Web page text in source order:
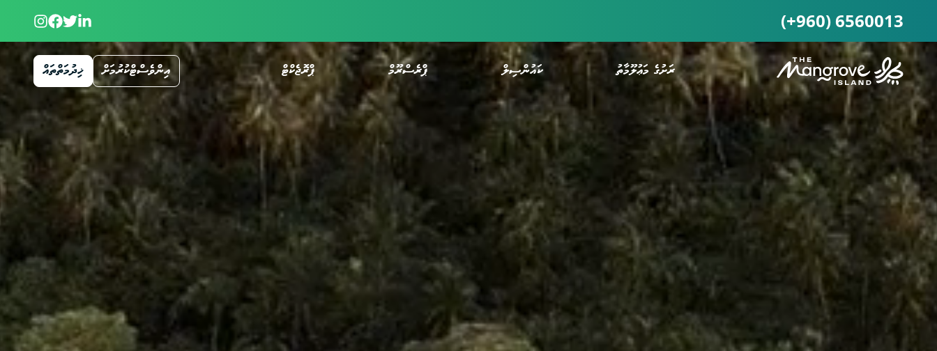
(+960) 6560013
ރަށުގެ މަޢުލޫމާތު ކައުންސިލް ޕްރެސްރޫމް ޕްރޮޖެކްޓް އިންވެސްޓްކުރުމަށް ޚިދުމަތްތައް